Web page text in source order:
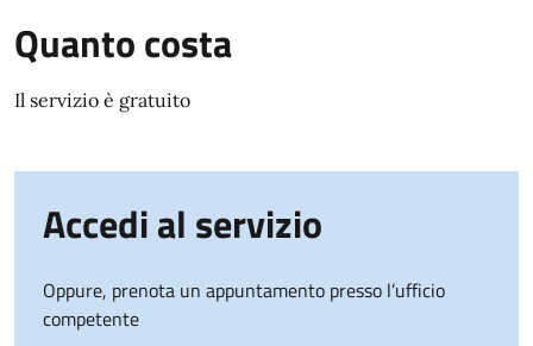
Quanto costa
Il servizio è gratuito
Accedi al servizio
Oppure, prenota un appuntamento presso l’ufficio
competente